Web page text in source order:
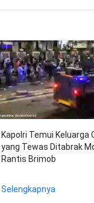
Kapolri Temui Keluarga
yang Tewas Ditabrak
Rantis Brimob
Selengkapnya